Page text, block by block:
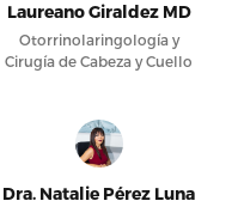
Laureano Giraldez MD
Otorrinolaringología y
Cirugía de Cabeza y Cuello
Dra. Natalie Pérez Luna